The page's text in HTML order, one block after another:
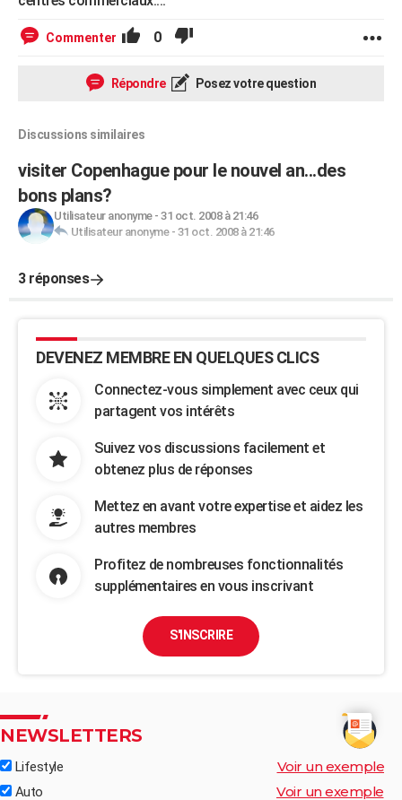
Commenter 0
Répondre Posez votre question
Discussions similaires
visiter Copenhague pour le nouvel an...des
bons plans?
Utilisateur anonyme- 31 oct. 2008 à 21:46
Utilisateur anonyme- 31 oct. 2008 à 21:46
3 réponses
DEVENEZ MEMBRE EN QUELQUES CLICS
Connectez-vous simplement avec ceux qui
partagent vos intérêts
Suivez vos discussions facilement et
obtenez plus de réponses
Mettez en avant votre expertise et aidez les
autres membres
Profitez de nombreuses fonctionnalités
supplémentaires en vous inscrivant
S'INSCRIRE
NEWSLETTERS
Lifestyle Voir un exemple
Auto Voir un exemple